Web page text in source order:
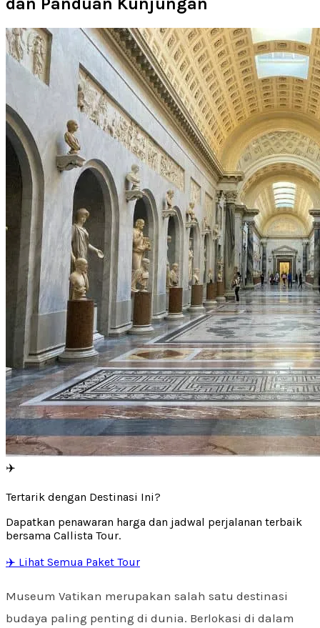
✈️
Tertarik dengan Destinasi Ini?
Dapatkan penawaran harga dan jadwal perjalanan terbaik
bersama Callista Tour.
✈️ Lihat Semua Paket Tour
Museum Vatikan merupakan salah satu destinasi
budaya paling penting di dunia. Berlokasi di dalam